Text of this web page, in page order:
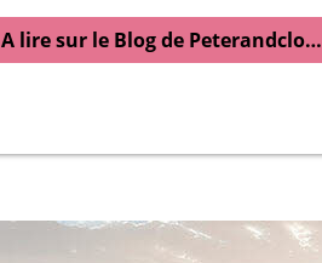
A lire sur le Blog de Peterandclo…